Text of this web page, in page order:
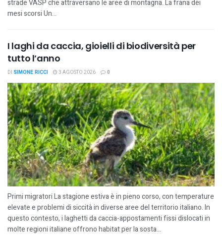
strade VASP che attraversano le aree di montagna. La frana dei
mesi scorsi Un...
I laghi da caccia, gioielli di biodiversità per
tutto l’anno
DI SIMONE RICCI 3 AGOSTO 2026 0
Primi migratori La stagione estiva è in pieno corso, con temperature
elevate e problemi di siccità in diverse aree del territorio italiano. In
questo contesto, i laghetti da caccia-appostamenti fissi dislocati in
molte regioni italiane offrono habitat per la sosta...